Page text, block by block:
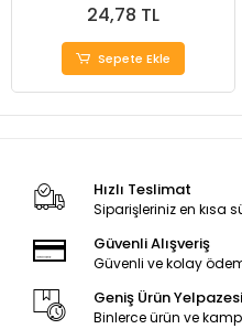
24,78 TL
Sepete Ekle
Hızlı Teslimat
Siparişleriniz en kısa
Güvenli Alışveriş
Güvenli ve kolay
Geniş Ürün Yelpazesi
Binlerce ürün ve